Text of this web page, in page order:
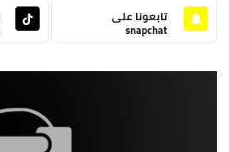
تابعونا على
snapchat